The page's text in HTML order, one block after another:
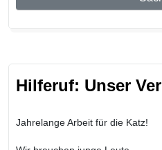
Hilferuf: Unser
Jahrelange Arbeit für die Katz!